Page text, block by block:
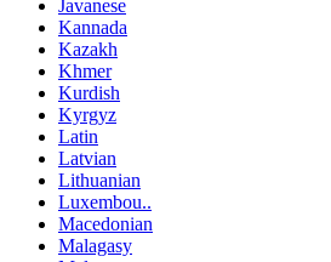
Javanese
Kannada
Kazakh
Khmer
Kurdish
Kyrgyz
Latin
Latvian
Lithuanian
Luxembou..
Macedonian
Malagasy